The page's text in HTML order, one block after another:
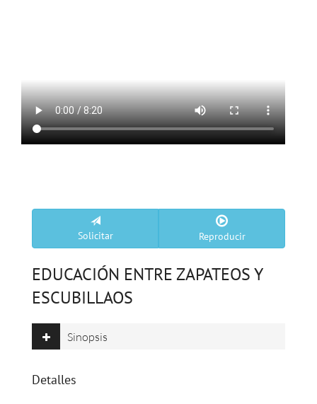
Solicitar Reproducir
EDUCACIÓN ENTRE ZAPATEOS Y
ESCUBILLAOS
Sinopsis
Detalles